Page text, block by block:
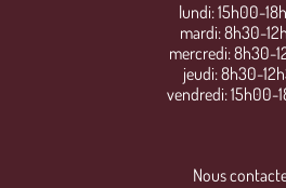
lundi: 15h00-
mardi: 8h30-
mercredi: 8h30-
jeudi: 8h30-
vendredi: 15h00-
Nous